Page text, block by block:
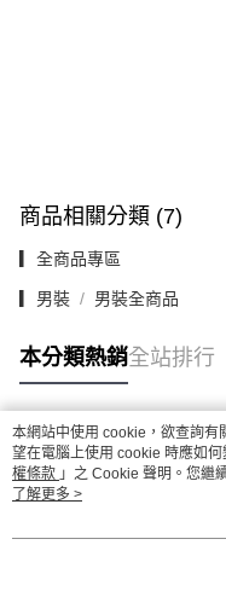
商品相關分類 (7)
▎全商品專區
▎男裝 男裝全商品
本分類熱銷全站排行
熱門標籤
本網站中使用 cookie，欲查詢有
望在電腦上使用 cookie 時應如
權條款 」之 Cookie 聲明。您繼
用條款之 Cookie 聲明使用 cookie
了解更多 >